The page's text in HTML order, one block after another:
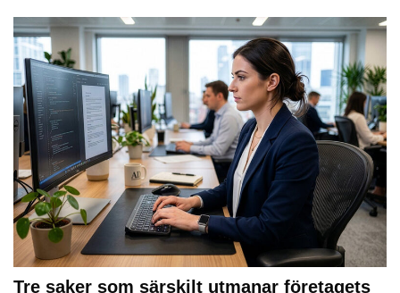
Tre saker som särskilt utmanar företagets